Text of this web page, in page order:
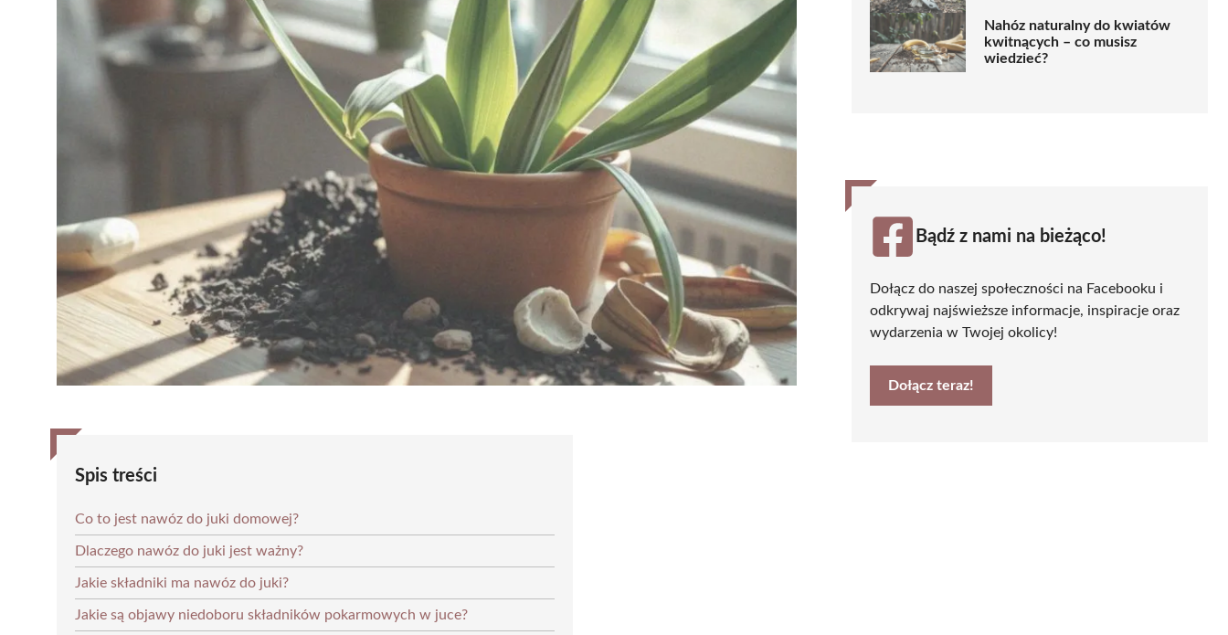
Spis treści
Co to jest nawóz do juki domowej?
Dlaczego nawóz do juki jest ważny?
Jakie składniki ma nawóz do juki?
Jakie są objawy niedoboru składników pokarmowych w juce?
Nahóz naturalny do kwiatów
kwitnących – co musisz
wiedzieć?
Bądź z nami na bieżąco!
Dołącz do naszej społeczności na Facebooku i
odkrywaj najświeższe informacje, inspiracje oraz
wydarzenia w Twojej okolicy!
Dołącz teraz!